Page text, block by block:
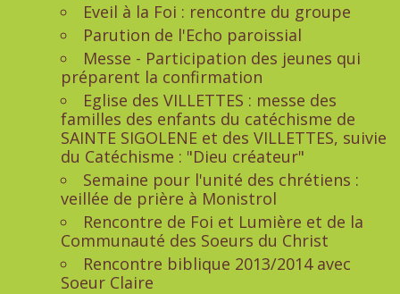
Eveil à la Foi : rencontre du groupe
Parution de l'Echo paroissial
Messe - Participation des jeunes qui
préparent la confirmation
Eglise des VILLETTES : messe des
familles des enfants du catéchisme de
SAINTE SIGOLENE et des VILLETTES, suivie
du Catéchisme : "Dieu créateur"
Semaine pour l'unité des chrétiens :
veillée de prière à Monistrol
Rencontre de Foi et Lumière et de la
Communauté des Soeurs du Christ
Rencontre biblique 2013/2014 avec
Soeur Claire